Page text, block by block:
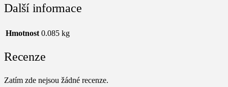
Další informace
Hmotnost 0.085 kg
Recenze
Zatím zde nejsou žádné recenze.